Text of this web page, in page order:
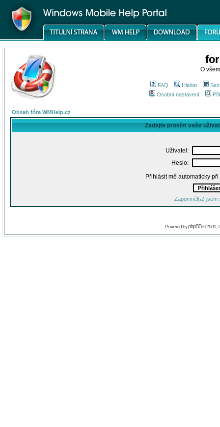
O
FAQ Hledat
Osobní nastavení
Obsah fóra WMHelp.cz
Zadejte prosím vaše
Uživatel:
Heslo:
Přihlásit mě automaticky
Zapomněl(a) jsem
Powered byphpBB© 2001,